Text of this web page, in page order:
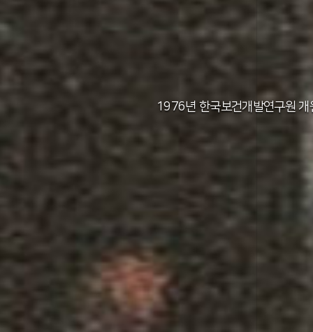
1971년 가족계획연구원
1976년 한국보건개발연구원 개
1982년 한국인구보건연구원 신청사 준
2012년 한국보건사회연구원 서울 청사
2011년 한국보건사회연구원 설립 40주년
2014년 한국보건사회연구원 세종 청사